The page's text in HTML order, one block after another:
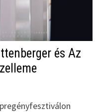
és Az